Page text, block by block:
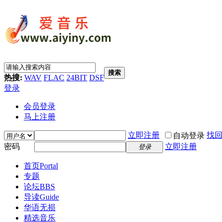
热搜: WAV FLAC 24BIT DSF
搜索
登录
会员登录
马上注册
立即注册 自动登录 找
密码
登录 立即注册
首页Portal
专题
论坛BBS
导读Guide
华语无损
精选音乐